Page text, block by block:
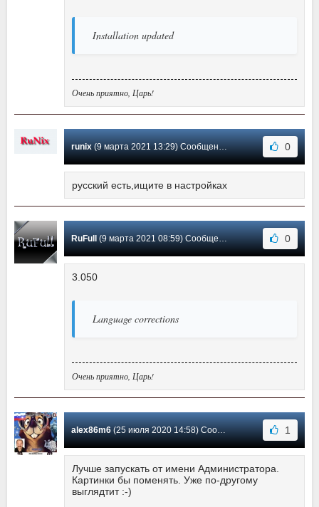
Installation updated
Очень приятно, Царь!
runix(9 марта 2021 13:29) Сообщение #40 0
русский есть,ищите в настройках
RuFull(9 марта 2021 08:59) Сообщение #39 0
3.050
Language corrections
Очень приятно, Царь!
alex86m6(25 июля 2020 14:58) Сообщение #38 1
Лучше запускать от имени Администратора.
Картинки бы поменять. Уже по-другому
выглядтит :-)